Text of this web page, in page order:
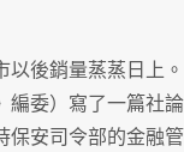
以後銷量蒸蒸日上
編委）寫了一篇社
保安司令部的金融